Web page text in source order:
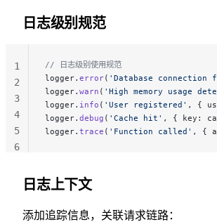
日志级别规范
// 日志级别使用规范
logger. error( 'Database connection
logger. warn ( 'High memory usage
logger. info ( 'User registered' , {
logger. debug ( 'Cache hit' , {
logger. trace ( 'Function called' ,
1
2
3
4
5
6
日志上下文
添加追踪信息，关联请求链路：